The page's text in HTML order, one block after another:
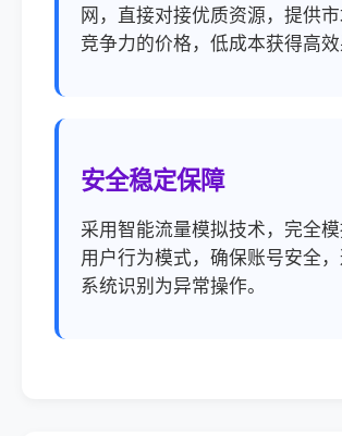
网，直接对接优质资源，提供
竞争力的价格，低成本获得高效
安全稳定保障
采用智能流量模拟技术，完全
用户行为模式，确保账号安全
系统识别为异常操作。